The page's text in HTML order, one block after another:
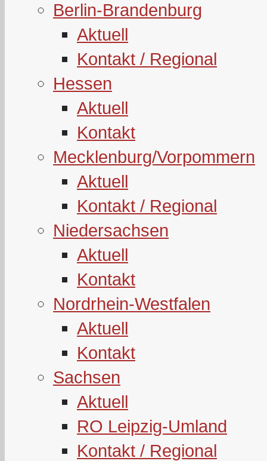
Berlin-Brandenburg
Aktuell
Kontakt / Regional
Hessen
Aktuell
Kontakt
Mecklenburg/Vorpommern
Aktuell
Kontakt / Regional
Niedersachsen
Aktuell
Kontakt
Nordrhein-Westfalen
Aktuell
Kontakt
Sachsen
Aktuell
RO Leipzig-Umland
Kontakt / Regional